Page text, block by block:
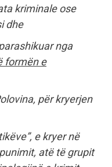
kriminale ose
dhe
nga
formën e
për kryerjen
e kryer në
atë të grupit